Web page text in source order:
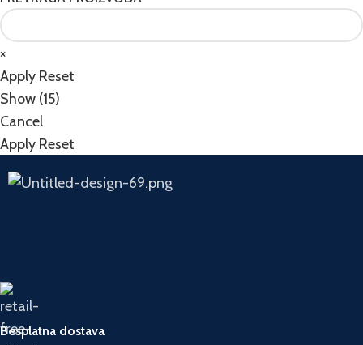
×
Apply Reset
Show (15)
Cancel
Apply Reset
Besplatna dostava